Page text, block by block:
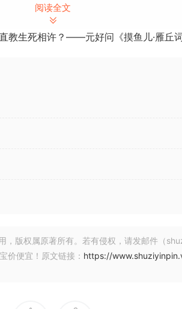
real-time and arrange these frozen
possibilities are virtually limitless. A
阅读全文
教生死相许？——元好问《摸鱼儿·雁丘词
，版权属原著所有。若有侵权，请发邮件（
价便宜！原文链接： https://